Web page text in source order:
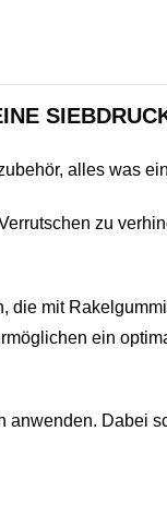
alles was
zu
die mit
ein
Dabei